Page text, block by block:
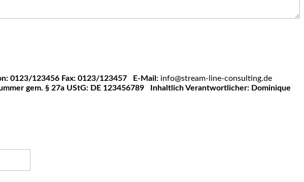
0123/123456 Fax: 0123/123457 E-Mail: info@stream-line-consulting.de
gem. § 27a UStG: DE 123456789
Inhaltlich Verantwortlicher: Dominique